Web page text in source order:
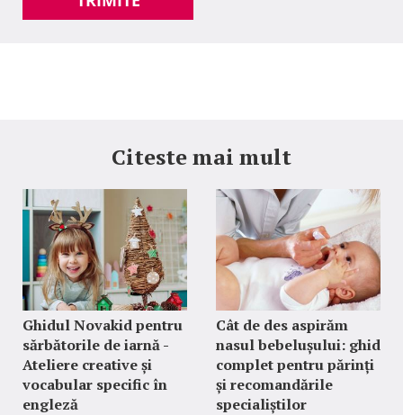
Citeste mai mult
Ghidul Novakid pentru
sărbătorile de iarnă -
Ateliere creative și
vocabular specific în
engleză
Cât de des aspirăm
nasul bebelușului: ghid
complet pentru părinți
și recomandările
specialiștilor